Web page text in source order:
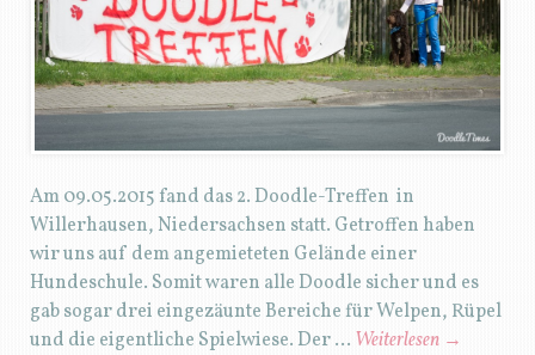
Am 09.05.2015 fand das 2. Doodle-Treffen in
Willerhausen, Niedersachsen statt. Getroffen haben
wir uns auf dem angemieteten Gelände einer
Hundeschule. Somit waren alle Doodle sicher und es
gab sogar drei eingezäunte Bereiche für Welpen, Rüpel
und die eigentliche Spielwiese. Der … Weiterlesen →